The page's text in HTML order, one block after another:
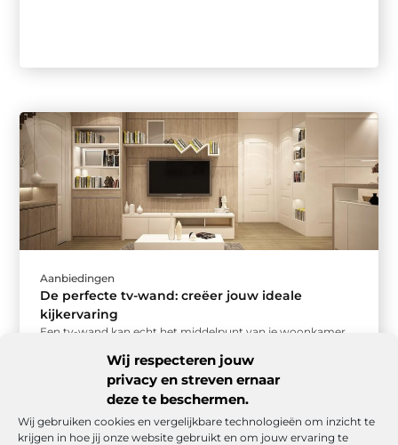
Wij respecteren jouw
privacy en streven ernaar
deze te beschermen.
Wij gebruiken cookies en vergelijkbare technologieën om inzicht te
krijgen in hoe jij onze website gebruikt en om jouw ervaring te
Aanbiedingen
De perfecte tv-wand: creëer jouw ideale
kijkervaring
Een tv-wand kan echt het middelpunt van je woonkamer